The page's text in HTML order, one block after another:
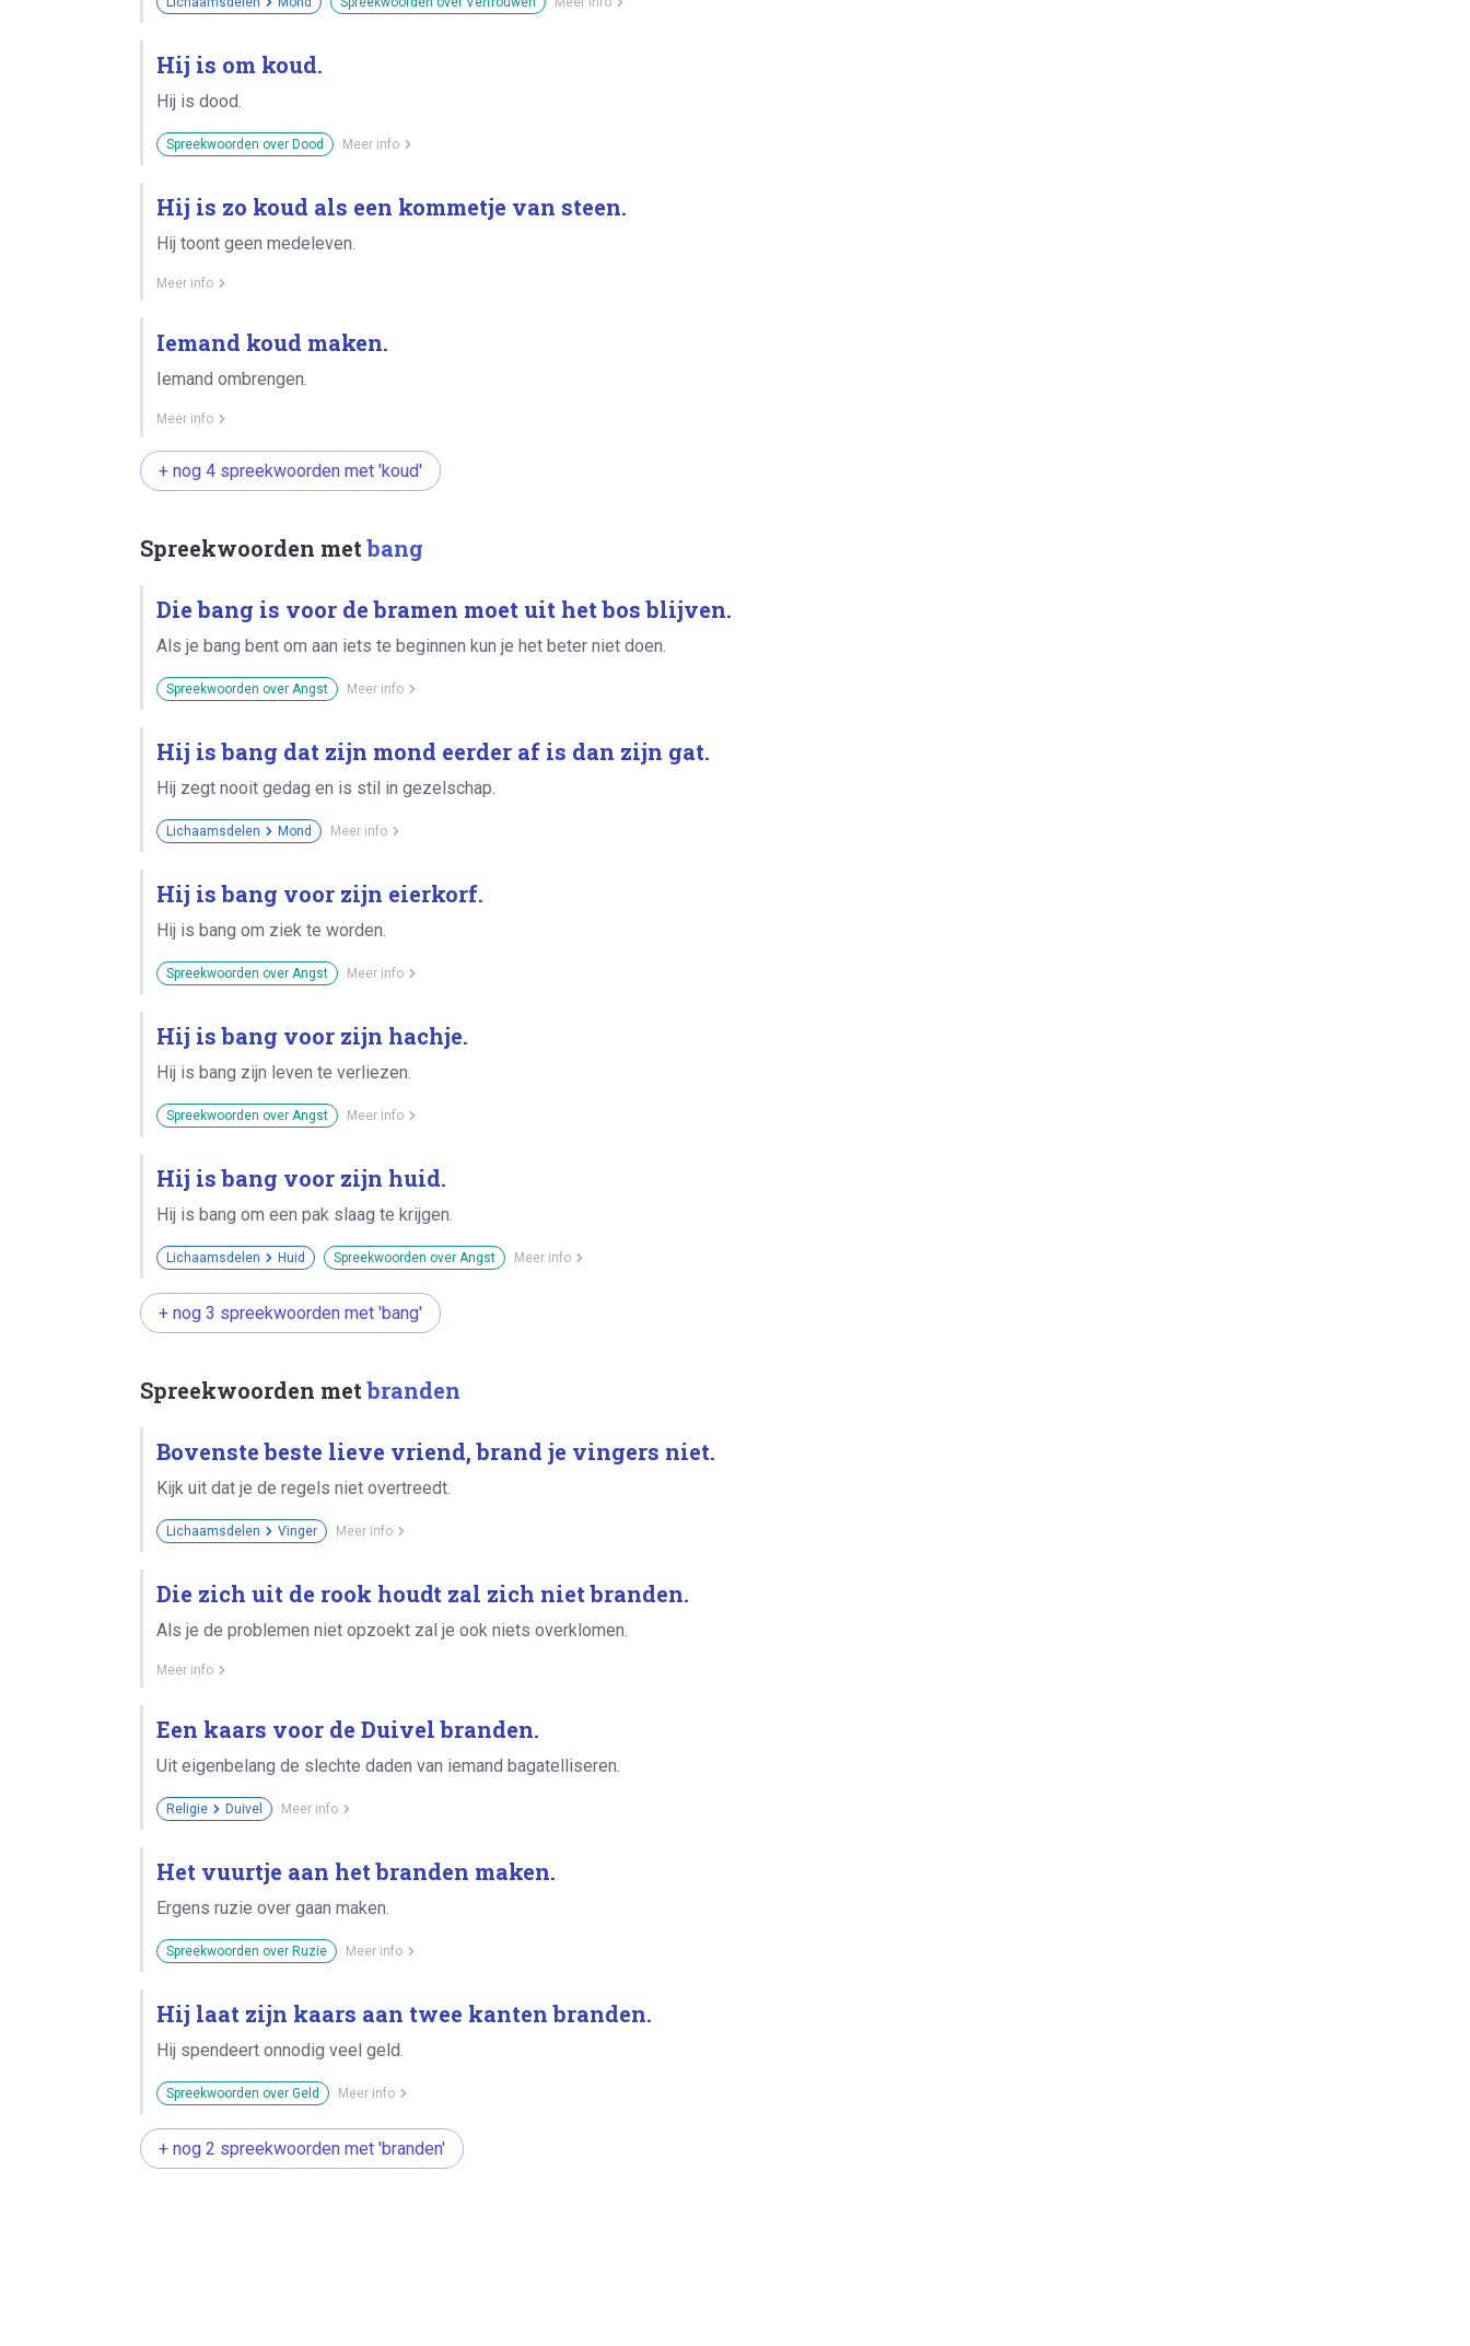
Hij is om koud.
Hij is dood.
Spreekwoorden over Dood Meer info
Hij is zo koud als een kommetje van steen.
Hij toont geen medeleven.
Meer info
Iemand koud maken.
Iemand ombrengen.
Meer info
+ nog 4 spreekwoorden met 'koud'
Spreekwoorden metbang
Die bang is voor de bramen moet uit het bos blijven.
Als je bang bent om aan iets te beginnen kun je het beter niet doen.
Spreekwoorden over Angst Meer info
Hij is bang dat zijn mond eerder af is dan zijn gat.
Hij zegt nooit gedag en is stil in gezelschap.
Lichaamsdelen Mond Meer info
Hij is bang voor zijn eierkorf.
Hij is bang om ziek te worden.
Spreekwoorden over Angst Meer info
Hij is bang voor zijn hachje.
Hij is bang zijn leven te verliezen.
Spreekwoorden over Angst Meer info
Hij is bang voor zijn huid.
Hij is bang om een pak slaag te krijgen.
Lichaamsdelen Huid Spreekwoorden over Angst Meer info
+ nog 3 spreekwoorden met 'bang'
Spreekwoorden metbranden
Bovenste beste lieve vriend, brand je vingers niet.
Kijk uit dat je de regels niet overtreedt.
Lichaamsdelen Vinger Meer info
Die zich uit de rook houdt zal zich niet branden.
Als je de problemen niet opzoekt zal je ook niets overklomen.
Meer info
Een kaars voor de Duivel branden.
Uit eigenbelang de slechte daden van iemand bagatelliseren.
Religie Duivel Meer info
Het vuurtje aan het branden maken.
Ergens ruzie over gaan maken.
Spreekwoorden over Ruzie Meer info
Hij laat zijn kaars aan twee kanten branden.
Hij spendeert onnodig veel geld.
Spreekwoorden over Geld Meer info
+ nog 2 spreekwoorden met 'branden'